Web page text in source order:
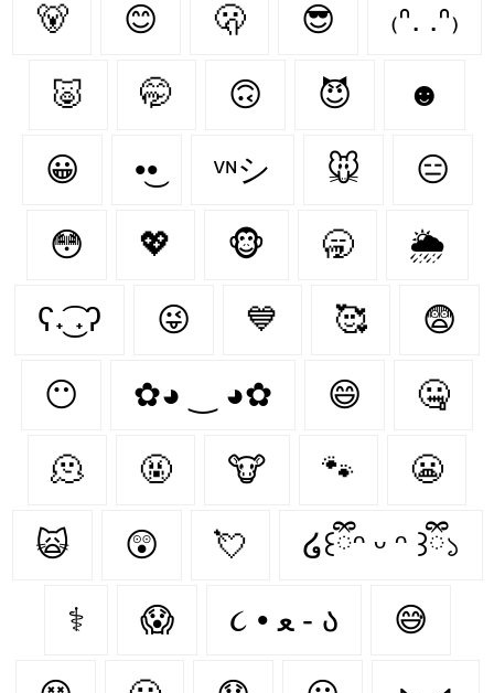
🐻‍ 😊 🫢 😎 ₍ᐢ. .ᐢ₎
🐷 🤭 🙃 😈 ☻
😀 •͜• ᵛᶰシ 🐭 😑
😳 💖 🐵 🥱 🌦
ʕ˖͜͡ ˖ʔ 😜 💙 🥰 😨
😶‍ ✿◕ ‿ ◕✿ 😄 🤐
🫠 🤬 🐮 🐾 😬
🙀 😲 💘 ໒꒰ྀིᵔ ᵕ ᵔ ꒱ྀི১
⚕ 😱 ૮ • ﻌ - ა⁩ 😅